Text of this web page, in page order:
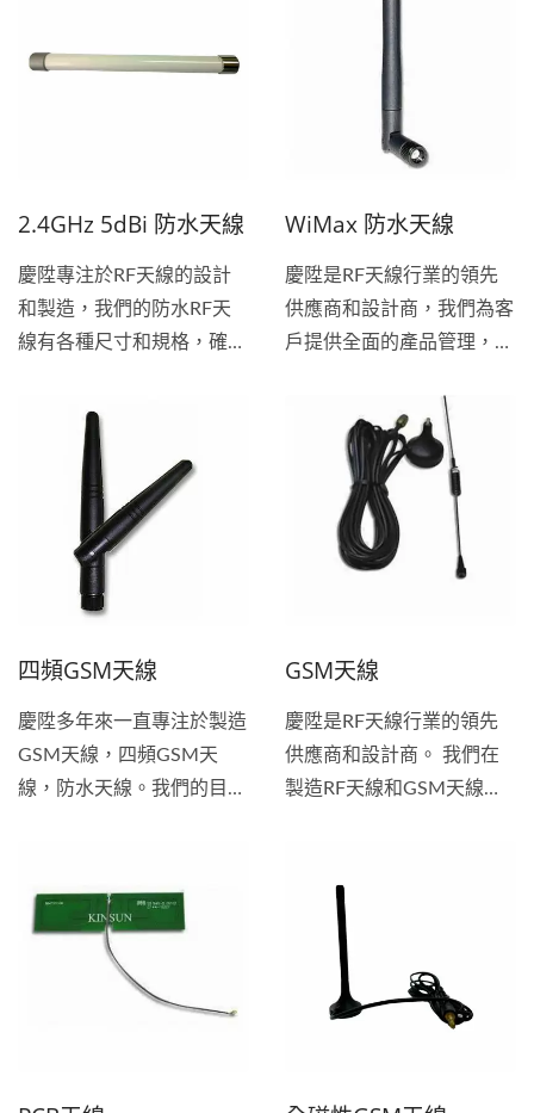
技術和靈活性，以合理的價
技術和靈活性，以合理的價
2.4GHz 5dBi 防水天線
慶陞專注於RF天線的設計
和製造，我們的防水RF天
線有各種尺寸和規格，確保
全球天線供應商，慶陞的使
命是通過匹配高質量和有競
爭力的產品，技術和靈活
性，以合理的價格向最終客
戶提供關鍵技術。
WiMax 防水天線
慶陞是RF天線行業的領先
供應商和設計商，我們為客
戶提供全面的產品管理，符
求，這使我們公司成為一家
以質量為導向的WiMax防
水天線製造商。自從我們致
力於實現我們的產品創新，
有競爭力的價格和以質量為
導向的客戶滿意度以來，我
WiMAX防水天線或即時生
產需求，請聯繫我們。
四頻GSM天線
慶陞多年來一直專注於製造
GSM天線，四頻GSM天
線，防水天線。我們的目標
品。優質的產品和有競爭力
的價格是我們對客戶的堅定
GSM天線
慶陞是RF天線行業的領先
供應商和設計商。 我們在
製造RF天線和GSM天線方
天線，微波天線，防水天